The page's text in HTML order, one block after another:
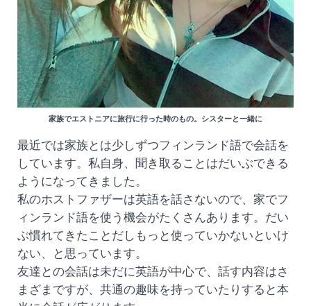
家族でエストニアに旅行に行った時のもの。シスターと一緒に
最近では家族とは少しずつフィンランド語で会話を
しています。私自身、聞き取ることはだいぶできる
ようになってきました。
私のホストファザーは英語を話さないので、家でフ
ィンランド語を使う機会がたくさんあります。だい
ぶ慣れてきたことだしもっと使っていかないといけ
ない、と思っています。
友達との会話は未だに英語が中心で、話す内容はさ
まざまですが、共通の趣味を持っていたりすると本